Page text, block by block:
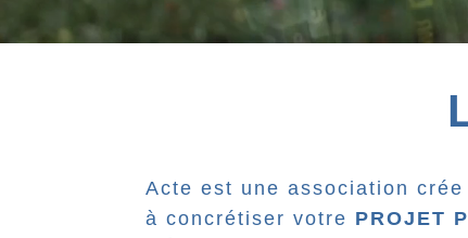
Acte est une association
à concrétiser votre PROJET